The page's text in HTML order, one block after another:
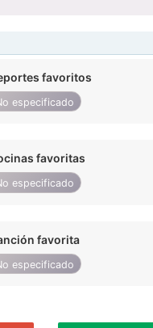
favoritos
especificado
favoritas
especificado
favorita
especificado